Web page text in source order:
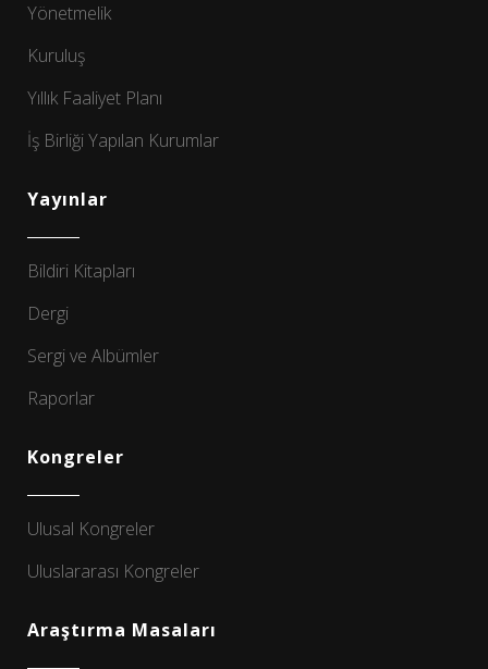
Yönetmelik
Kuruluş
Yıllık Faaliyet Planı
İş Birliği Yapılan Kurumlar
Yayınlar
Bildiri Kitapları
Dergi
Sergi ve Albümler
Raporlar
Kongreler
Ulusal Kongreler
Uluslararası Kongreler
Araştırma Masaları